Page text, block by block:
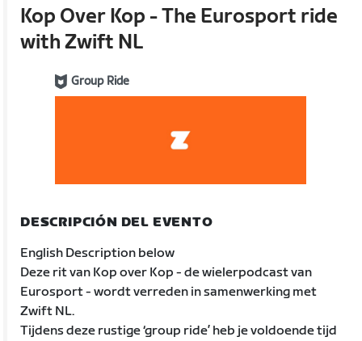
Kop Over Kop - The Eurosport ride
with Zwift NL
Group Ride
DESCRIPCIÓN DEL EVENTO
English Description below
Deze rit van Kop over Kop - de wielerpodcast van
Eurosport - wordt verreden in samenwerking met
Zwift NL.
Tijdens deze rustige ‘group ride’ heb je voldoende tijd